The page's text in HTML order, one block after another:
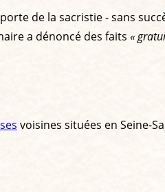
de la sacristie - sans
a dénoncé des faits «
voisines situées en Seine-